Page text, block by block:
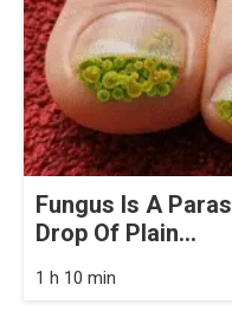
Fungus Is A
Drop Of Plain...
1 h 10 min